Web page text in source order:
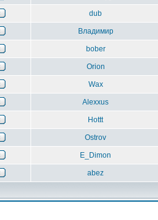
dub
Владимир
bober
Orion
Wax
Alexxus
Hottt
Ostrov
E_Dimon
abez